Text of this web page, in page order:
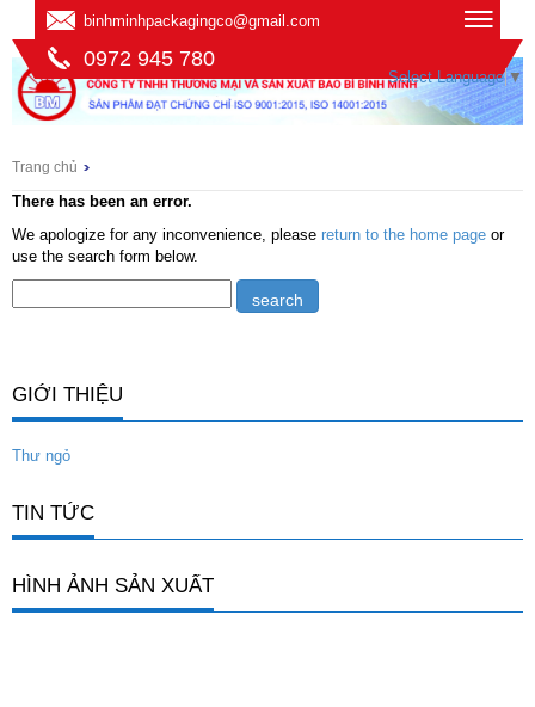
binhminhpackagingco@gmail.com
0972 945 780
Select Language ▼
Trang chủ
There has been an error.
We apologize for any inconvenience, please return to the home page or
use the search form below.
GIỚI THIỆU
Thư ngỏ
TIN TỨC
HÌNH ẢNH SẢN XUẤT